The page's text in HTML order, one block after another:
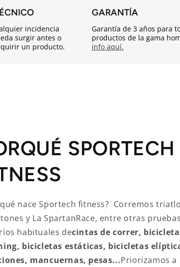
incidencia
surgir antes o
un producto.
GARANTÍA
Garantía de 3 años para
productos de la gama
info aquí.
SPORTECH
nace Sportech fitness? Corremos
y La SpartanRace, entre otras
habituales decintas de correr,
bicicletas estáticas, bicicletas
mancuernas, pesas...Priorizamos a